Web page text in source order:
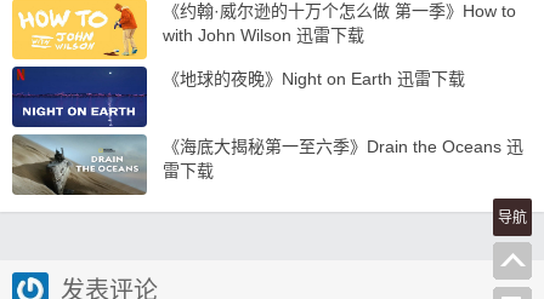
《约翰·威尔逊的十万个怎么做 第一季》How to
with John Wilson 迅雷下载
《地球的夜晚》Night on Earth 迅雷下载
《海底大揭秘第一至六季》Drain the Oceans 迅
雷下载
发表评论
导航